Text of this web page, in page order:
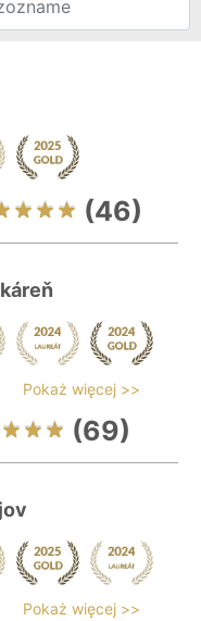
(46)
Pokaż więcej >>
(69)
Pokaż więcej >>